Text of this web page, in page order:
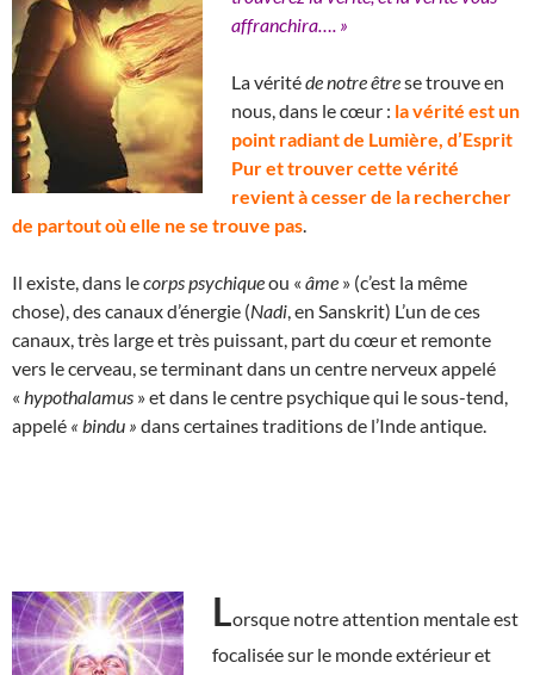
affranchira…. »
La véritéde notre êtrese trouve en
nous, dans le cœur : la vérité est un
point radiant de Lumière, d’Esprit
Pur et trouver cette vérité
revient à cesser de la rechercher
de partout où elle ne se trouve pas
Il existe, dans lecorps psychiqueou « âme » (c’est la même
chose), des canaux d’énergie (Nadi , en Sanskrit) L’un de ces
canaux, très large et très puissant, part du cœur et remonte
vers le cerveau, se terminant dans un centre nerveux appelé
« hypothalamus » et dans le centre psychique qui le sous-tend,
appelé « bindu » dans certaines traditions de l’Inde antique.
Lorsque notre attention mentale est
focalisée sur le monde extérieur et